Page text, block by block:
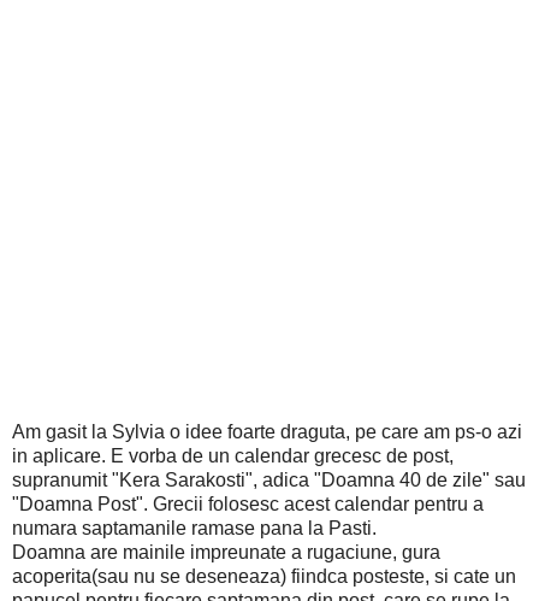
Am gasit la Sylvia o idee foarte draguta, pe care am ps-o azi
in aplicare. E vorba de un calendar grecesc de post,
supranumit "Kera Sarakosti", adica "Doamna 40 de zile" sau
"Doamna Post". Grecii folosesc acest calendar pentru a
numara saptamanile ramase pana la Pasti.
Doamna are mainile impreunate a rugaciune, gura
acoperita(sau nu se deseneaza) fiindca posteste, si cate un